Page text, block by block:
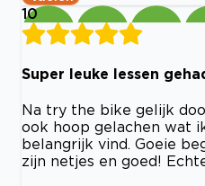
10
Super leuke lessen
Na try the bike gelijk
ook hoop gelachen wat
belangrijk vind. Goeie
zijn netjes en goed!